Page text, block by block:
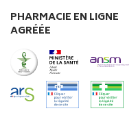
PHARMACIE EN LIGNE
AGRÉÉE